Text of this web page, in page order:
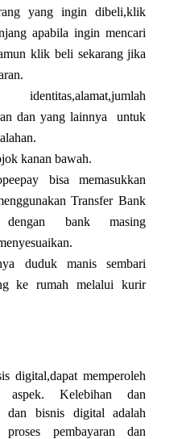
yang ingin dibeli,klik
apabila ingin mencari
klik beli sekarang jika
dan yang lainnya untuk
kanan bawah.
bisa memasukkan
Transfer Bank
bank masing
duduk manis sembari
ke rumah melalui kurir
digital,dapat memperoleh
aspek. Kelebihan dan
dan bisnis digital adalah
pembayaran dan